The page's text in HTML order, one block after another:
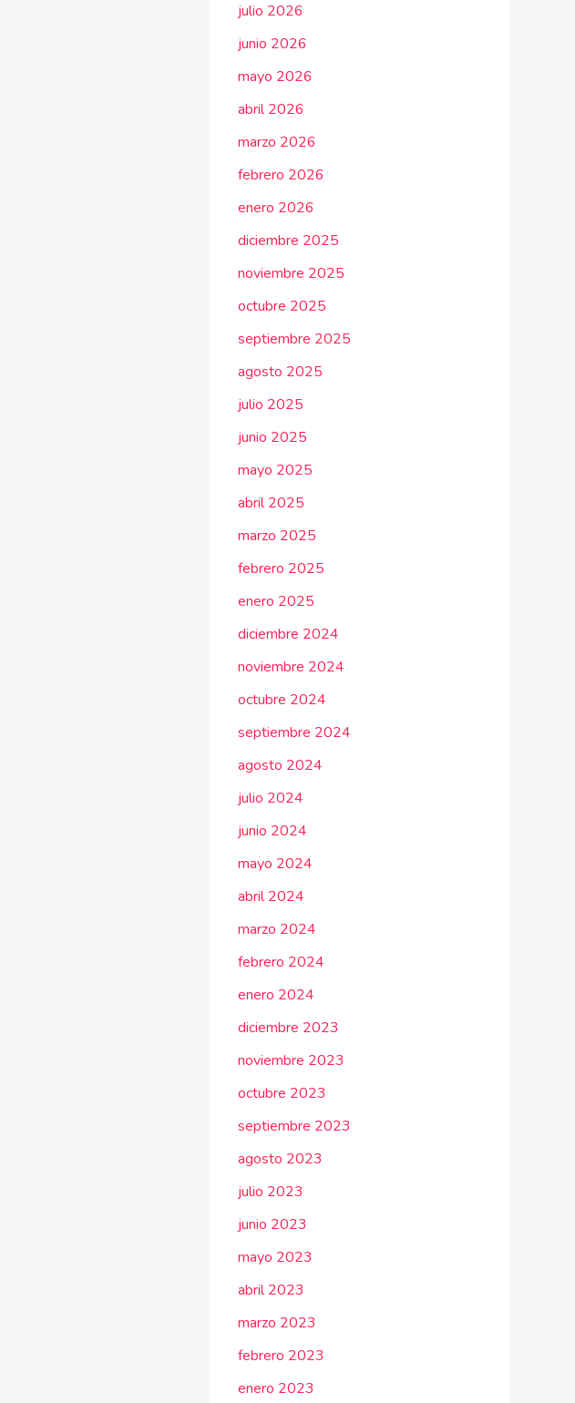
julio 2026
junio 2026
mayo 2026
abril 2026
marzo 2026
febrero 2026
enero 2026
diciembre 2025
noviembre 2025
octubre 2025
septiembre 2025
agosto 2025
julio 2025
junio 2025
mayo 2025
abril 2025
marzo 2025
febrero 2025
enero 2025
diciembre 2024
noviembre 2024
octubre 2024
septiembre 2024
agosto 2024
julio 2024
junio 2024
mayo 2024
abril 2024
marzo 2024
febrero 2024
enero 2024
diciembre 2023
noviembre 2023
octubre 2023
septiembre 2023
agosto 2023
julio 2023
junio 2023
mayo 2023
abril 2023
marzo 2023
febrero 2023
enero 2023